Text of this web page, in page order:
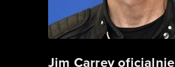
Jim Carrey oficjalnie